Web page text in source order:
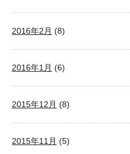
2016年2月 (8)
2016年1月 (6)
2015年12月 (8)
2015年11月 (5)